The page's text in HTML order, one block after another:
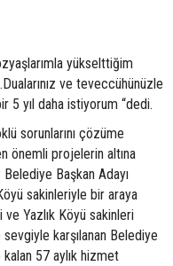
yükselttiğim
ve teveccühünüzle
5 yıl daha istiyorum “dedi.
sorunlarını çözüme
önemli projelerin altına
Başkan Adayı
sakinleriyle bir araya
Yazlık Köyü sakinleri
karşılanan Belediye
57 aylık hizmet